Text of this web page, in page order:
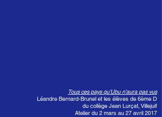
Tous ces pays qu’Ubu n’aura pas vus
Léandre Bernard-Brunel et les élèves de 6ème D
du collège Jean Lurçat, Villejuif
Atelier du 2 mars au 27 avril 2017